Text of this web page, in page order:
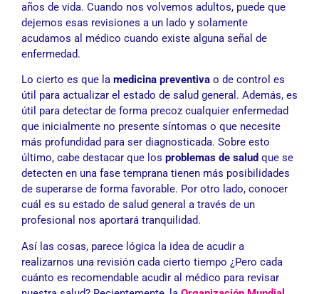
años de vida. Cuando nos volvemos adultos, puede que
dejemos esas revisiones a un lado y solamente
acudamos al médico cuando existe alguna señal de
enfermedad.
Lo cierto es que la medicina preventiva o de control es
útil para actualizar el estado de salud general. Además, es
útil para detectar de forma precoz cualquier enfermedad
que inicialmente no presente síntomas o que necesite
más profundidad para ser diagnosticada. Sobre esto
último, cabe destacar que los problemas de salud que se
detecten en una fase temprana tienen más posibilidades
de superarse de forma favorable. Por otro lado, conocer
cuál es su estado de salud general a través de un
profesional nos aportará tranquilidad.
Así las cosas, parece lógica la idea de acudir a
realizarnos una revisión cada cierto tiempo ¿Pero cada
cuánto es recomendable acudir al médico para revisar